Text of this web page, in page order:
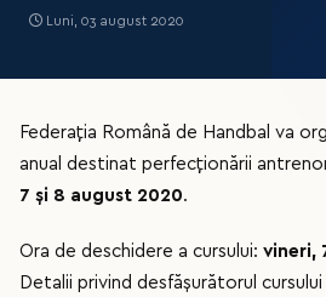
Luni, 03 august 2020
Federația Română de Handbal va
anual destinat perfecționării
7 și 8 august 2020.
Ora de deschidere a cursului: vineri,
Detalii privind desfășurătorul